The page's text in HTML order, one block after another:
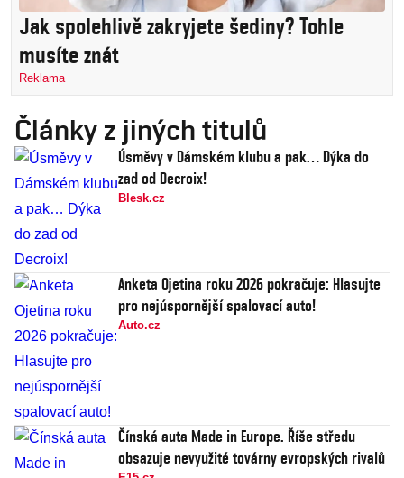
Jak spolehlivě zakryjete šediny? Tohle
musíte znát
Reklama
Články z jiných titulů
Úsměvy v Dámském klubu a pak… Dýka do
zad od Decroix!
Blesk.cz
Anketa Ojetina roku 2026 pokračuje: Hlasujte
pro nejúspornější spalovací auto!
Auto.cz
Čínská auta Made in Europe. Říše středu
obsazuje nevyužité továrny evropských rivalů